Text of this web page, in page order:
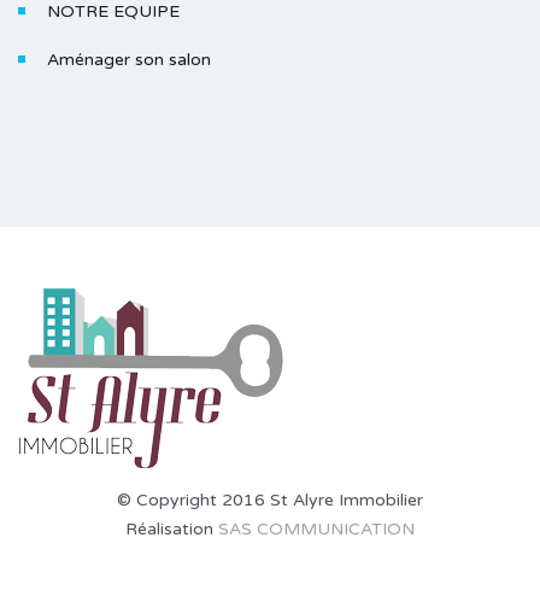
NOTRE EQUIPE
Aménager son salon
© Copyright 2016 St Alyre Immobilier
Réalisation SAS COMMUNICATION